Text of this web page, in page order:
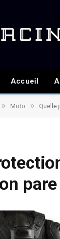
Accueil
» Moto » Quelle